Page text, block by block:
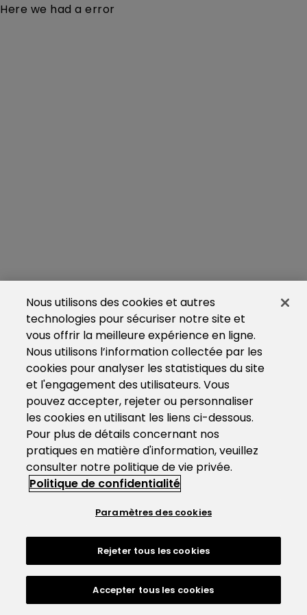
Here we had a error
Nous utilisons des cookies et autres
technologies pour sécuriser notre site et
vous offrir la meilleure expérience en ligne.
Nous utilisons l’information collectée par les
cookies pour analyser les statistiques du site
et l'engagement des utilisateurs. Vous
pouvez accepter, rejeter ou personnaliser
les cookies en utilisant les liens ci-dessous.
Pour plus de détails concernant nos
pratiques en matière d'information, veuillez
consulter notre politique de vie privée.
Politique de confidentialité
Paramètres des cookies
Rejeter tous les cookies
Accepter tous les cookies